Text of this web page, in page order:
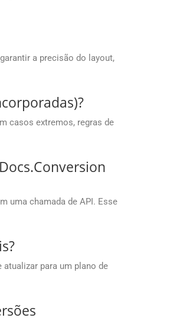
a precisão do layout,
casos extremos, regras de
uma chamada de API. Esse
para um plano de